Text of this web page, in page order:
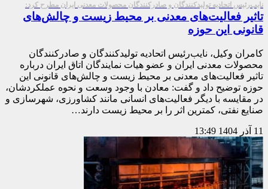
نایب‌رئیس اتحادیه تولیدکنندگان و صادرکنندگان محصولات معدنی ایران مطرح کرد:
تاثیر فعالیت‌های معدنی بر محیط زیست و چالش‌های
قانونی این حوزه
کامران وکیل، نایب‌رئیس اتحادیه تولیدکنندگان و صادرکنندگان
محصولات معدنی ایران و عضو هیات نمایندگان اتاق ایران درباره
تاثیر فعالیت‌های معدنی بر محیط زیست و چالش‌های قانونی این
حوزه توضیح داد و گفت: معادن با وجود وسعت و نحوه عملکردشان،
در مقایسه با دیگر فعالیت‌های انسانی مانند کشاورزی، شهرسازی و
صنایع نفتی، کمترین اثر را بر محیط زیست دارند…
11 آذر 1404 13:49